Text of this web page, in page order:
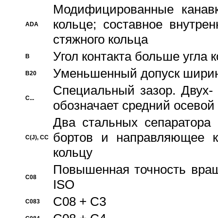
ADA
Модифицированные
кольце; составное
стяжного кольца
B Угол контакта больше угла
B20 Уменьшенный допуск
C...
Специальный зазор.
обозначает средний
C(J), CC
Два стальных сепаратора
бортов и направляющее
кольцу
C08
Повышенная точность
ISO
C083 C08 + C3